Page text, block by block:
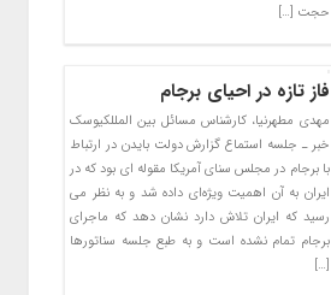
حجت […]
فاز تازه در احیای برجام
مهدی مطهرنیا، کارشناس مسائل بین المللکیوسک
خبر ـ جلسه استماع گزارش دولت بایدن در ارتباط
با برجام در مجلس سنای آمریکا مقوله ای بود که در
ایران به آن اهمیت ویژه‌ای داده شد و به نظر می
رسید که ایران تلاش دارد نشان دهد که ماجرای
برجام تمام نشده است و به طبع جلسه سناتورها
[…]